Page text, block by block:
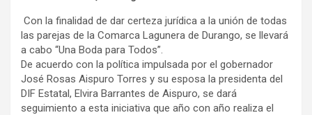
Con la finalidad de dar certeza jurídica a la unión de todas
las parejas de la Comarca Lagunera de Durango, se llevará
a cabo “Una Boda para Todos”.
De acuerdo con la política impulsada por el gobernador
José Rosas Aispuro Torres y su esposa la presidenta del
DIF Estatal, Elvira Barrantes de Aispuro, se dará
seguimiento a esta iniciativa que año con año realiza el